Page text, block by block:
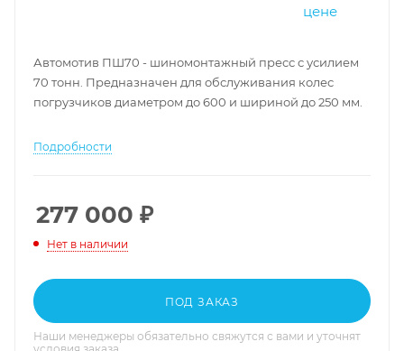
Автомотив ПШ70 - шиномонтажный пресс с усилием
70 тонн. Предназначен для обслуживания колес
погрузчиков диаметром до 600 и шириной до 250 мм.
Подробности
277 000 ₽
Нет в наличии
ПОД ЗАКАЗ
Наши менеджеры обязательно свяжутся с вами и уточнят